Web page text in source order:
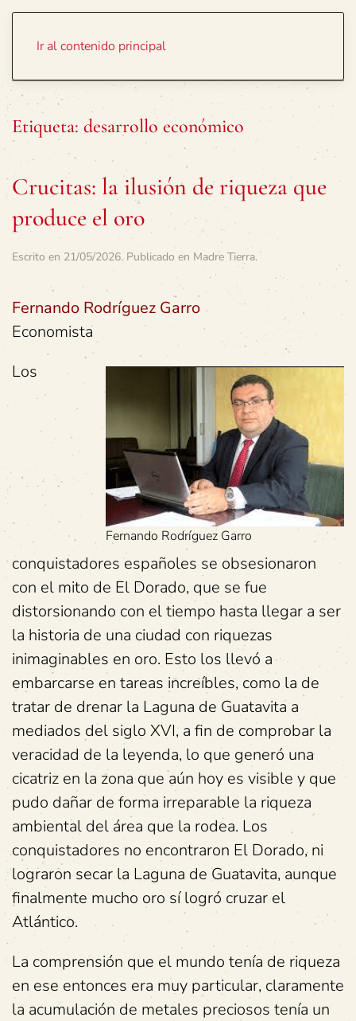
Ir al contenido principal
Etiqueta: desarrollo económico
Crucitas: la ilusión de riqueza que
produce el oro
Escrito en 21/05/2026. Publicado en Madre Tierra.
Fernando Rodríguez Garro
Economista
Fernando Rodríguez Garro
Los
conquistadores españoles se obsesionaron
con el mito de El Dorado, que se fue
distorsionando con el tiempo hasta llegar a ser
la historia de una ciudad con riquezas
inimaginables en oro. Esto los llevó a
embarcarse en tareas increíbles, como la de
tratar de drenar la Laguna de Guatavita a
mediados del siglo XVI, a fin de comprobar la
veracidad de la leyenda, lo que generó una
cicatriz en la zona que aún hoy es visible y que
pudo dañar de forma irreparable la riqueza
ambiental del área que la rodea. Los
conquistadores no encontraron El Dorado, ni
lograron secar la Laguna de Guatavita, aunque
finalmente mucho oro sí logró cruzar el
Atlántico.
La comprensión que el mundo tenía de riqueza
en ese entonces era muy particular, claramente
la acumulación de metales preciosos tenía un